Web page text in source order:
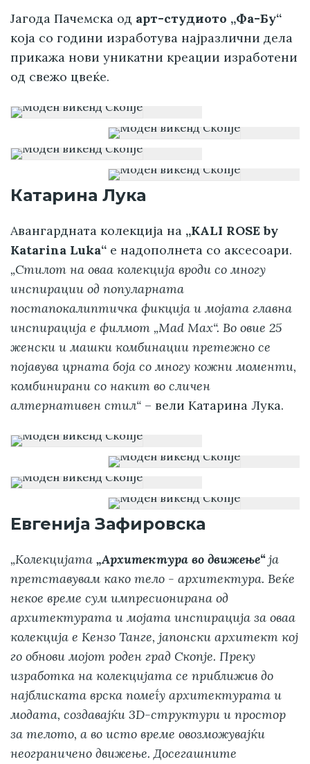
Јагода Пачемска од арт-студиото „Фа-Бу“
која со години изработува најразлични дела
прикажа нови уникатни креации изработени
од свежо цвеќе.
Катарина Лука
Авангардната колекција на „КALI ROSE by
Katarina Luka“ е надополнета со аксесоари.
„Стилот на оваа колекција вроди со многу
инспирации од популарната
постапокалиптичка фикција и мојата главна
инспирација е филмот „Mad Max“. Во овие 25
женски и машки комбинации претежно се
појавува црната боја со многу кожни моменти,
комбинирани со накит во сличен
алтернативен стил“ – вели Катарина Лука.
Евгенија Зафировска
„Колекцијата „Архитектура во движење“ја
претставувам како тело - архитектура. Веќе
некое време сум импресионирана од
архитектурата и мојата инспирација за оваа
колекција е Кензо Танге, јапонски архитект кој
го обнови мојот роден град Скопје. Преку
изработка на колекцијата се приближив до
најблиската врска помеѓу архитектурата и
модата, создавајќи 3D-структури и простор
за телото, а во исто време овозможувајќи
неограничено движење. Досегашните